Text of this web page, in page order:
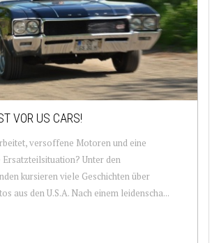
VOR US CARS!
versoffene Motoren und eine
Unter den
kursieren viele Geschichten über
aus den U.S.A. Nach einem leidenscha...